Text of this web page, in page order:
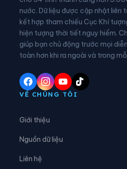
Xã Diên Hà
Xã Đồng Bằng
Xã Đông Hưng
Xã Đông Thái Ninh
Xã Đông Tiền Hải
nước. Dữ liệu được cập nhật liên
kết hợp tham chiếu Cục Khí
hiện tượng thời tiết nguy hiểm.
giúp bạn chủ động trước mọi
toàn hơn khi ra ngoài và trong
VỀ CHÚNG TÔI
Giới thiệu
Nguồn dữ liệu
Liên hệ